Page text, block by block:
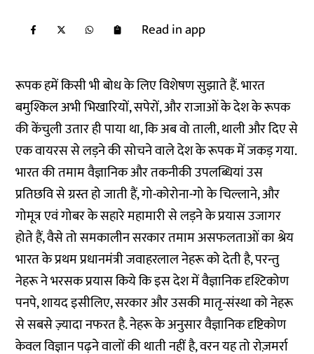
Read in app
रूपक हमें किसी भी बोध के लिए विशेषण सुझाते हैं. भारत
बमुश्किल अभी भिखारियों, सपेरों, और राजाओं के देश के रूपक
की केंचुली उतार ही पाया था, कि अब वो ताली, थाली और दिए से
एक वायरस से लड़ने की सोचने वाले देश के रूपक में जकड़ गया.
भारत की तमाम वैज्ञानिक और तकनीकी उपलब्धियां उस
प्रतिछवि से ग्रस्त हो जाती हैं, गो-कोरोना-गो के चिल्लाने, और
गोमूत्र एवं गोबर के सहारे महामारी से लड़ने के प्रयास उजागर
होते हैं, वैसे तो समकालीन सरकार तमाम असफलताओं का श्रेय
भारत के प्रथम प्रधानमंत्री जवाहरलाल नेहरू को देती है, परन्तु
नेहरू ने भरसक प्रयास किये कि इस देश में वैज्ञानिक दृश्टिकोण
पनपे, शायद इसीलिए, सरकार और उसकी मातृ-संस्था को नेहरू
से सबसे ज़्यादा नफरत है. नेहरू के अनुसार वैज्ञानिक दृष्टिकोण
केवल विज्ञान पढ़ने वालों की थाती नहीं है, वरन यह तो रोज़मर्रा